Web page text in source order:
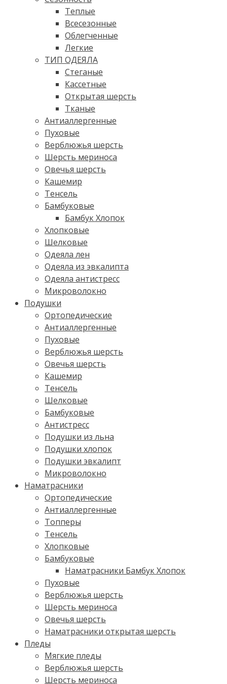
Теплые
Всесезонные
Облегченные
Легкие
ТИП ОДЕЯЛА
Стеганые
Кассетные
Открытая шерсть
Тканые
Антиаллергенные
Пуховые
Верблюжья шерсть
Шерсть мериноса
Овечья шерсть
Кашемир
Тенсель
Бамбуковые
Бамбук Хлопок
Хлопковые
Шелковые
Одеяла лен
Одеяла из эвкалипта
Одеяла антистресс
Микроволокно
Подушки
Ортопедические
Антиаллергенные
Пуховые
Верблюжья шерсть
Овечья шерсть
Кашемир
Тенсель
Шелковые
Бамбуковые
Антистресс
Подушки из льна
Подушки хлопок
Подушки эвкалипт
Микроволокно
Наматрасники
Ортопедические
Антиаллергенные
Топперы
Тенсель
Хлопковые
Бамбуковые
Наматрасники Бамбук Хлопок
Пуховые
Верблюжья шерсть
Шерсть мериноса
Овечья шерсть
Наматрасники открытая шерсть
Пледы
Мягкие пледы
Верблюжья шерсть
Шерсть мериноса